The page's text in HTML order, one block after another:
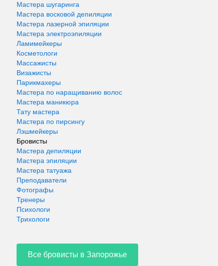
Мастера шугаринга
Мастера восковой депиляции
Мастера лазерной эпиляции
Мастера электроэпиляции
Ламимейкеры
Косметологи
Массажисты
Визажисты
Парикмахеры
Мастера по наращиванию волос
Мастера маникюра
Тату мастера
Мастера по пирсингу
Лэшмейкеры
Бровисты
Мастера депиляции
Мастера эпиляции
Мастера татуажа
Преподаватели
Фотографы
Тренеры
Психологи
Трихологи
Все бровисты в Запорожье